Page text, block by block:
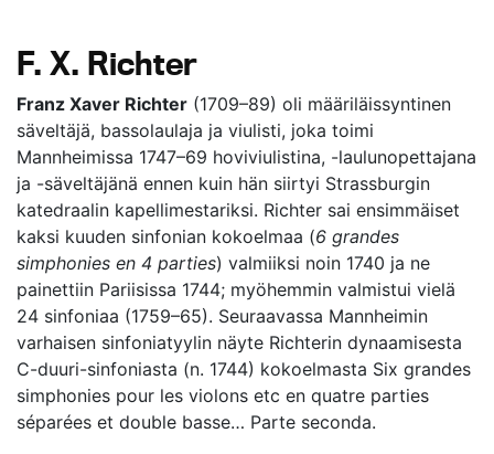
F. X. Richter
Franz Xaver Richter (1709–89) oli määriläissyntinen
säveltäjä, bassolaulaja ja viulisti, joka toimi
Mannheimissa 1747–69 hoviviulistina, -laulunopettajana
ja -säveltäjänä ennen kuin hän siirtyi Strassburgin
katedraalin kapellimestariksi. Richter sai ensimmäiset
kaksi kuuden sinfonian kokoelmaa (6 grandes
simphonies en 4 parties) valmiiksi noin 1740 ja ne
painettiin Pariisissa 1744; myöhemmin valmistui vielä
24 sinfoniaa (1759–65). Seuraavassa Mannheimin
varhaisen sinfoniatyylin näyte Richterin dynaamisesta
C-duuri-sinfoniasta (n. 1744) kokoelmasta Six grandes
simphonies pour les violons etc en quatre parties
séparées et double basse… Parte seconda.